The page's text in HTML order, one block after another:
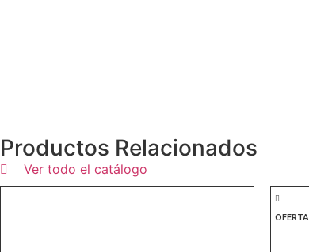
Productos Relacionados
Ver todo el catálogo
OFERTA